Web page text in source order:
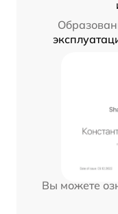
Вы можете